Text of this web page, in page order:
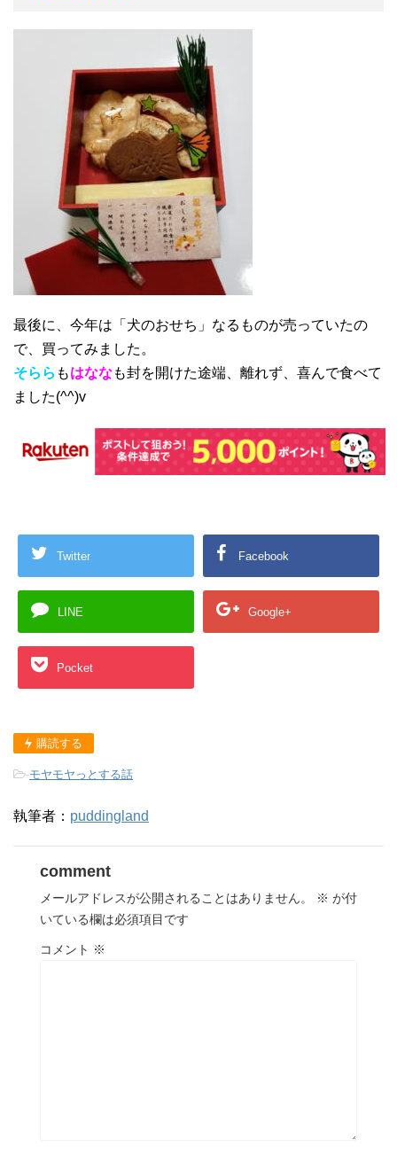
最後に、今年は「犬のおせち」なるものが売っていたの
で、買ってみました。
そらら もはななも封を開けた途端、離れず、喜んで食べて
ました(^^)v
Twitter Facebook
LINE Google+
Pocket
購読する
-モヤモヤっとする話
執筆者： puddingland
comment
メールアドレスが公開されることはありません。 ※ が付
いている欄は必須項目です
コメント ※